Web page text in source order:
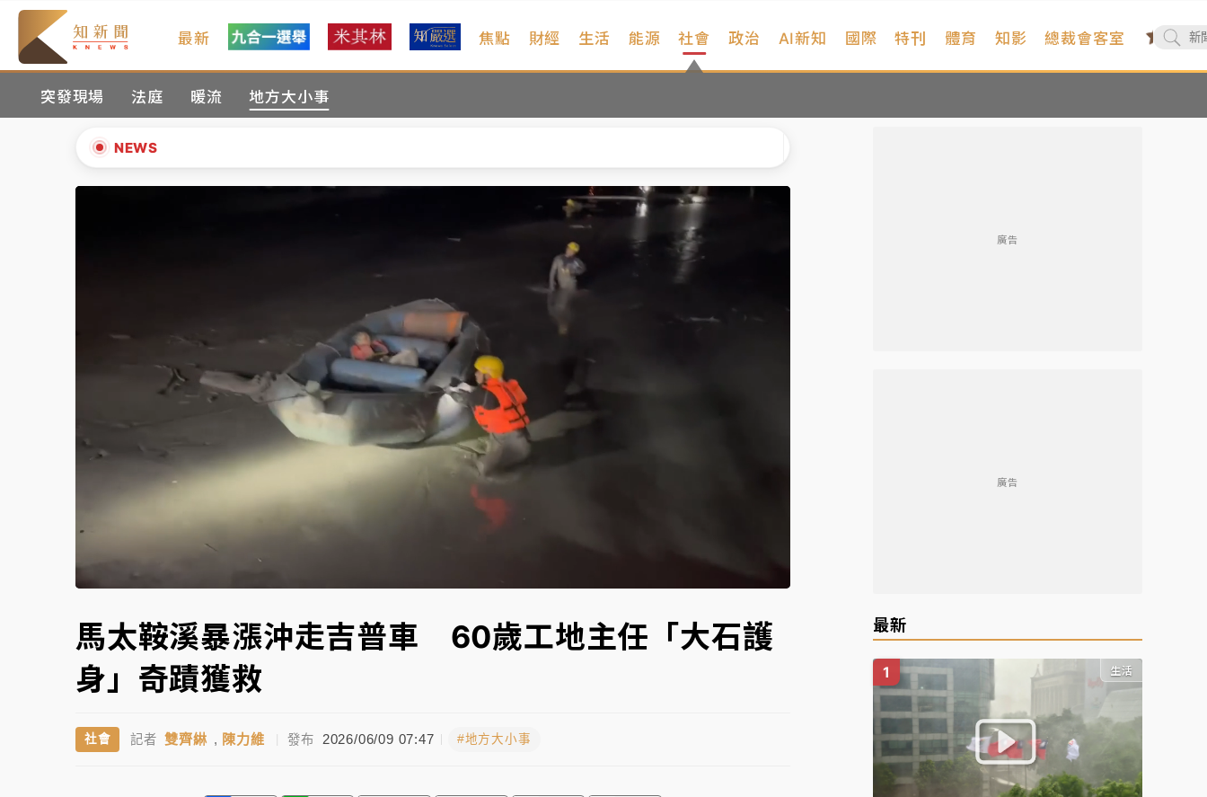
最新 焦點 財經 生活 能源 社會
突發現場 法庭 暖流 地方大小事
政治 AI新知 國際 特刊 體育 知影 總裁會客室
NEWS
中颱白海豚進逼！台北喜來登圍籬傾倒砸傷人 民權西路鷹架倒塌壓2車
有片｜ 白海豚暴風圈逼近！新北淡水赫見龍捲風 榕樹連根拔起
中颱白海豚風雨來了！中部以北防豪雨 今晚、明天影響最劇烈
油價持續凍漲！ 中油宣布下周一汽柴油價格維持不變
中颱白海豚進逼！台北喜來登圍籬傾倒砸傷人 民權西路鷹架倒塌壓2車
白海豚暴風圈逼近！新北淡水赫見龍捲風 榕樹連根拔起
中颱白海豚風雨來了！中部以北防豪雨 今晚、明天影響最劇烈
白海豚逼近！北市水門只出不進 未移置車輛最高罰4800＋拖吊費
100.00%
馬太鞍溪暴漲沖走吉普車 60歲工地主任「大石護
身」奇蹟獲救
社會 記者 雙齊綝 , 陳力維 發布 2026/06/09 07:47 #地方大小事
廣告
廣告
最新
生活